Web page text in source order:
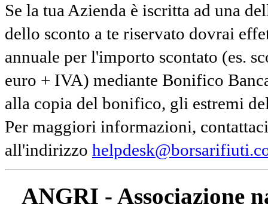
Se la tua Azienda è iscritta ad una
dello sconto a te riservato dovrai
annuale per l'importo scontato (es.
euro + IVA) mediante Bonifico
alla copia del bonifico, gli estremi
Per maggiori informazioni,
all'indirizzo
ANGRI - Associazione